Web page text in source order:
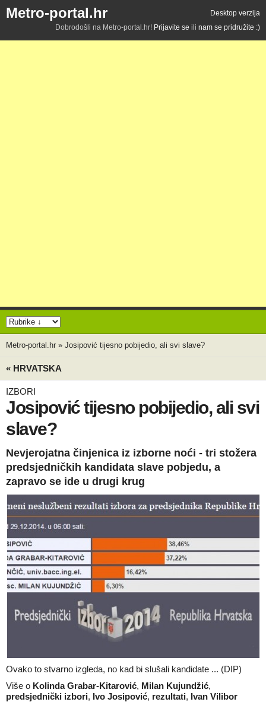
Metro-portal.hr
Desktop verzija
Dobrodošli na Metro-portal.hr! Prijavite se ili nam se pridružite :)
Metro-portal.hr » Josipović tijesno pobijedio, ali svi slave?
« HRVATSKA
IZBORI
Josipović tijesno pobijedio, ali svi
slave?
Nevjerojatna činjenica iz izborne noći - tri stožera
predsjedničkih kandidata slave pobjedu, a
zapravo se ide u drugi krug
Ovako to stvarno izgleda, no kad bi slušali kandidate ... (DIP)
Više o Kolinda Grabar-Kitarović, Milan Kujundžić,
predsjednički izbori, Ivo Josipović, rezultati, Ivan Vilibor